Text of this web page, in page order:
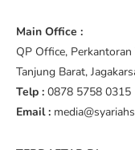
Main Office :
QP Office,
Tanjung Barat,
Telp : 0878 5758 0315
Email :